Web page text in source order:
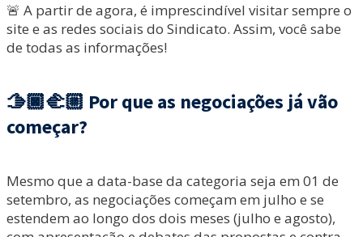
🚨 A partir de agora, é imprescindível visitar sempre o
site e as redes sociais do Sindicato. Assim, você sabe
de todas as informações!
🫱🏿‍🫲🏼 Por que as negociações já vão
começar?
Mesmo que a data-base da categoria seja em 01 de
setembro, as negociações começam em julho e se
estendem ao longo dos dois meses (julho e agosto),